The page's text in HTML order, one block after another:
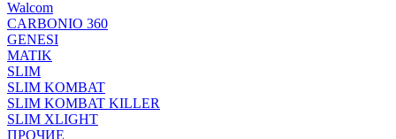
Walcom
CARBONIO 360
GENESI
MATIK
SLIM
SLIM KOMBAT
SLIM KOMBAT KILLER
SLIM XLIGHT
ПРОЧИЕ